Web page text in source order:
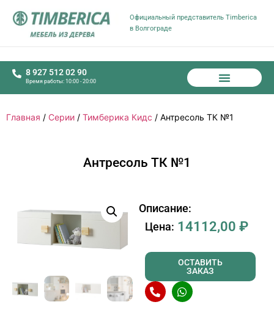
Официальный представитель Timberica
в Волгограде
8 927 512 02 90
Время работы: 10:00 - 20:00
Главная / Серии / Тимберика Кидс / Антресоль ТК №1
Антресоль ТК №1
Описание:
Цена: 14112,00 ₽
ОСТАВИТЬ
ЗАКАЗ